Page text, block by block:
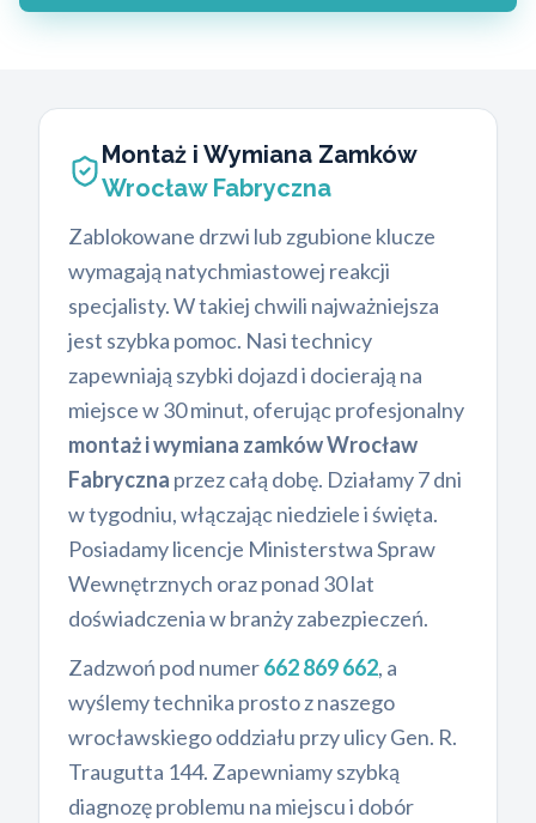
Montaż i Wymiana Zamków
Wrocław Fabryczna
Zablokowane drzwi lub zgubione klucze
wymagają natychmiastowej reakcji
specjalisty. W takiej chwili najważniejsza
jest szybka pomoc. Nasi technicy
zapewniają szybki dojazd i docierają na
miejsce w 30 minut, oferując profesjonalny
montaż i wymiana zamków Wrocław
Fabryczna przez całą dobę. Działamy 7 dni
w tygodniu, włączając niedziele i święta.
Posiadamy licencje Ministerstwa Spraw
Wewnętrznych oraz ponad 30 lat
doświadczenia w branży zabezpieczeń.
Zadzwoń pod numer662 869 662, a
wyślemy technika prosto z naszego
wrocławskiego oddziału przy ulicy Gen. R.
Traugutta 144. Zapewniamy szybką
diagnozę problemu na miejscu i dobór